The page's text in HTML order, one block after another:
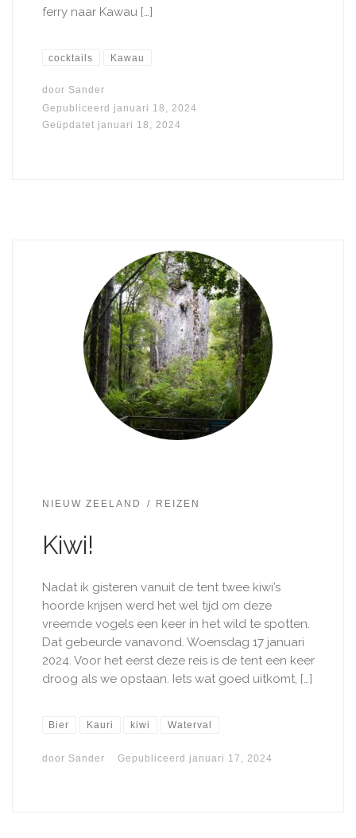
ferry naar Kawau […]
cocktails Kawau
door Sander
Gepubliceerd januari 18, 2024
Geüpdatet januari 18, 2024
NIEUW ZEELAND REIZEN
Kiwi!
Nadat ik gisteren vanuit de tent twee kiwi’s
hoorde krijsen werd het wel tijd om deze
vreemde vogels een keer in het wild te spotten.
Dat gebeurde vanavond. Woensdag 17 januari
2024. Voor het eerst deze reis is de tent een keer
droog als we opstaan. Iets wat goed uitkomt, […]
Bier Kauri kiwi Waterval
door Sander Gepubliceerd januari 17, 2024